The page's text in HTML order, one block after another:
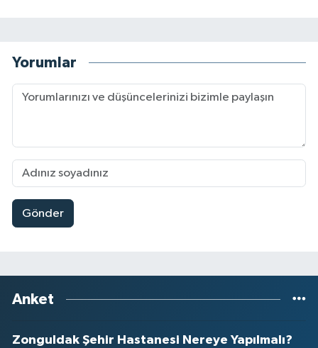
Yorumlar
Gönder
Anket
Zonguldak Şehir Hastanesi Nereye Yapılmalı?